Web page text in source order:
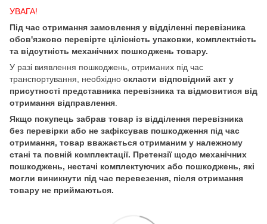
УВАГА!
Під час отримання замовлення у відділенні перевізника
обов'язково перевірте цілісність упаковки, комплектність
та відсутність механічних пошкоджень товару.
У разі виявлення пошкоджень, отриманих під час
транспортування, необхідно скласти відповідний акт у
присутності представника перевізника та відмовитися від
отримання відправлення
Якщо покупець забрав товар із відділення перевізника
без перевірки або не зафіксував пошкодження під час
отримання, товар вважається отриманим у належному
стані та повній комплектації. Претензії щодо механічних
пошкоджень, нестачі комплектуючих або пошкоджень, які
могли виникнути під час перевезення, після отримання
товару не приймаються.